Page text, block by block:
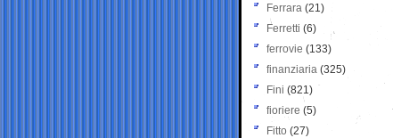
Ferrara (21)
Ferretti (6)
ferrovie (133)
finanziaria (325)
Fini (821)
fioriere (5)
Fitto (27)